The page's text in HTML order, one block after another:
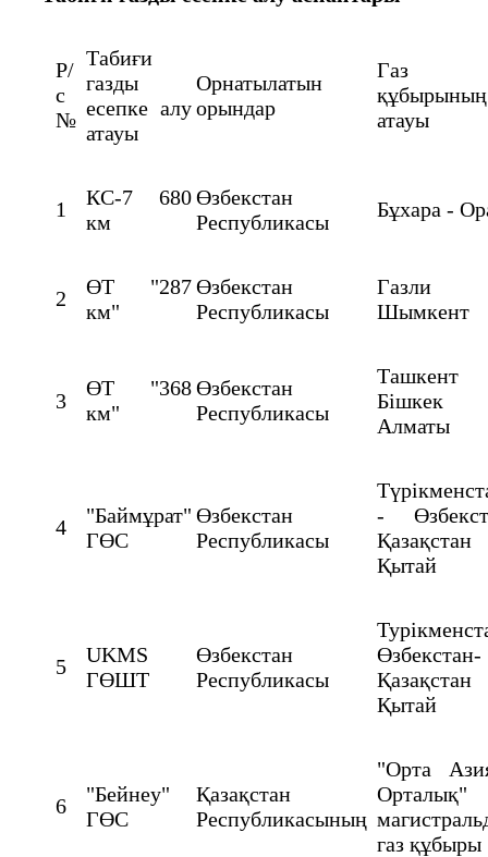
Р/
с
№
Табиғи
газды
есепке алу
атауы
Орнатылатын
орындар
Газ
құбырының
атауы
1
КС-7 680
км
Өзбекстан
Республикасы
Бұхара -
2
ӨТ "287
км"
Өзбекстан
Республикасы
Шымкент
3
ӨТ "368
км"
Өзбекстан
Республикасы
Алматы
4
"Баймұрат"
ГӨС
Өзбекстан
Республикасы
-
Қытай
5
UKMS
ГӨШТ
Өзбекстан
Республикасы
Өзбекстан-
Қытай
6
"Бейнеу"
ГӨС
Қазақстан
Республикасының
"Орта
Орталық"
газ құбыры